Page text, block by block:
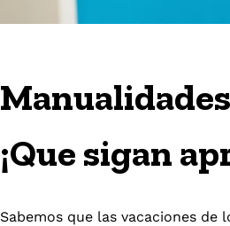
¡Que sigan
Sabemos que las vacaciones